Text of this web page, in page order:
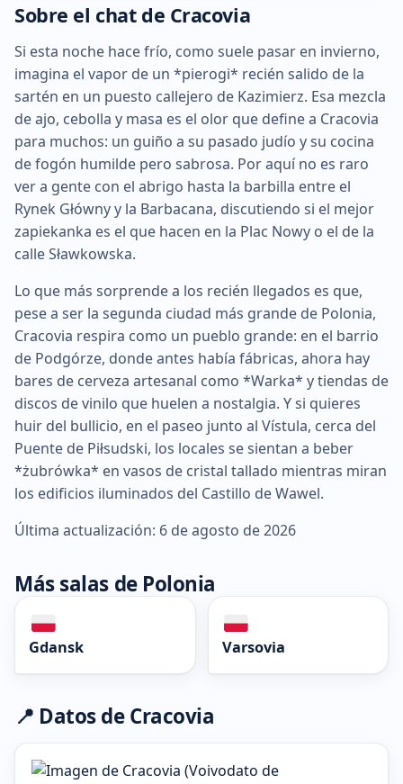
Sobre el chat de Cracovia
Si esta noche hace frío, como suele pasar en invierno,
imagina el vapor de un *pierogi* recién salido de la
sartén en un puesto callejero de Kazimierz. Esa mezcla
de ajo, cebolla y masa es el olor que define a Cracovia
para muchos: un guiño a su pasado judío y su cocina
de fogón humilde pero sabrosa. Por aquí no es raro
ver a gente con el abrigo hasta la barbilla entre el
Rynek Główny y la Barbacana, discutiendo si el mejor
zapiekanka es el que hacen en la Plac Nowy o el de la
calle Sławkowska.
Lo que más sorprende a los recién llegados es que,
pese a ser la segunda ciudad más grande de Polonia,
Cracovia respira como un pueblo grande: en el barrio
de Podgórze, donde antes había fábricas, ahora hay
bares de cerveza artesanal como *Warka* y tiendas de
discos de vinilo que huelen a nostalgia. Y si quieres
huir del bullicio, en el paseo junto al Vístula, cerca del
Puente de Piłsudski, los locales se sientan a beber
*żubrówka* en vasos de cristal tallado mientras miran
los edificios iluminados del Castillo de Wawel.
Última actualización: 6 de agosto de 2026
Más salas de Polonia
Gdansk Varsovia
📍 Datos de Cracovia